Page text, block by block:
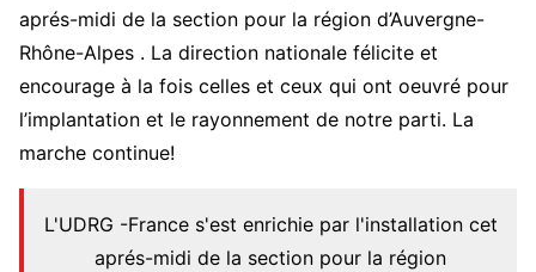
aprés-midi de la section pour la région d’Auvergne-
Rhône-Alpes . La direction nationale félicite et
encourage à la fois celles et ceux qui ont oeuvré pour
l’implantation et le rayonnement de notre parti. La
marche continue!
L'UDRG -France s'est enrichie par l'installation cet
aprés-midi de la section pour la région